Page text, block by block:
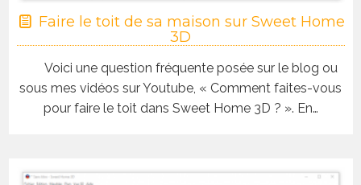
Faire le toit de sa maison sur Sweet Home
3D
Voici une question fréquente posée sur le blog ou
sous mes vidéos sur Youtube, « Comment faites-vous
pour faire le toit dans Sweet Home 3D ? ». En…